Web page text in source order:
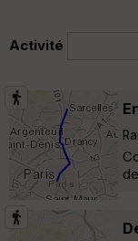
Activité